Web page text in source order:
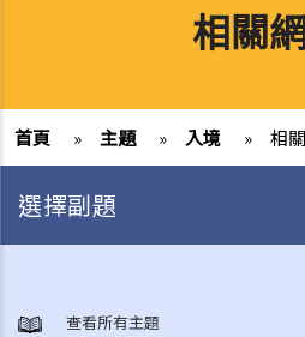
相關
首頁 » 主題 » 入境 » 相
選擇副題
1. 「國籍」(nationality) 與「公民身分」
查看所有主題